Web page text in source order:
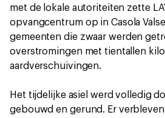
met de lokale autoriteiten zette
opvangcentrum op in Casola
gemeenten die zwaar werden
overstromingen met tientallen
aardverschuivingen.
Het tijdelijke asiel werd volledig
gebouwd en gerund. Er